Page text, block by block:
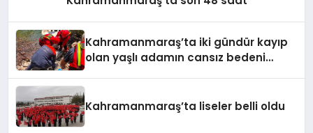
Kahramanmaraş’ta iki gündür kayıp
olan yaşlı adamın cansız bedeni
Kahramanmaraş’ta liseler belli oldu